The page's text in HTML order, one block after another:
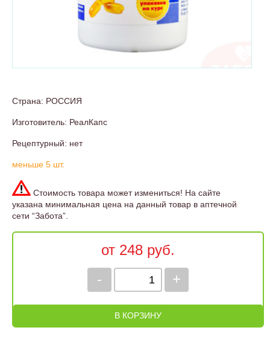
Страна: РОССИЯ
Изготовитель: РеалКапс
Рецептурный: нет
меньше 5 шт.
Стоимость товара может измениться! На сайте
указана минимальная цена на данный товар в аптечной
сети “Забота”.
от 248 руб.
+
-
В КОРЗИНУ